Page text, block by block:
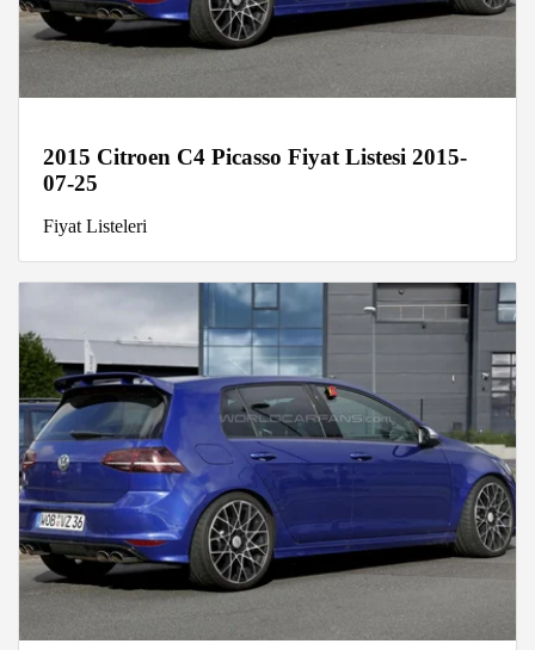
2015 Citroen C4 Picasso Fiyat Listesi 2015-
07-25
Fiyat Listeleri